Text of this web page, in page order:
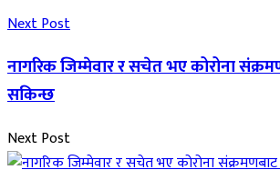
Next Post
नागरिक जिम्मेवार र सचेत भए कोरोना
सकिन्छ
Next Post